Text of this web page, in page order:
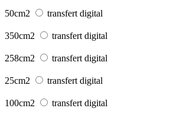
50cm2 transfert digital
350cm2 transfert digital
258cm2 transfert digital
25cm2 transfert digital
100cm2 transfert digital